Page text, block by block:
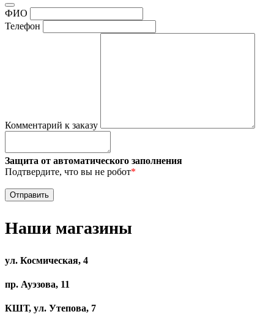
ФИО
Телефон
Комментарий к заказу
Защита от автоматического заполнения
Подтвердите, что вы не робот*
Наши магазины
ул. Космическая, 4
пр. Ауэзова, 11
КШТ, ул. Утепова, 7